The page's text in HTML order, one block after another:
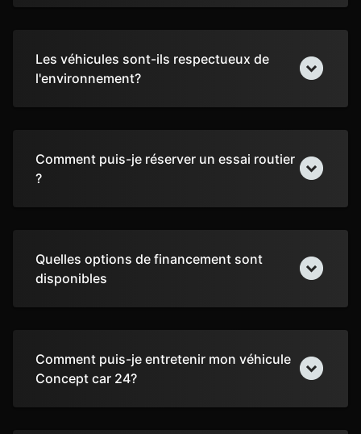
Les véhicules sont-ils respectueux de
l'environnement?
Comment puis-je réserver un essai routier
?
Quelles options de financement sont
disponibles
Comment puis-je entretenir mon véhicule
Concept car 24?